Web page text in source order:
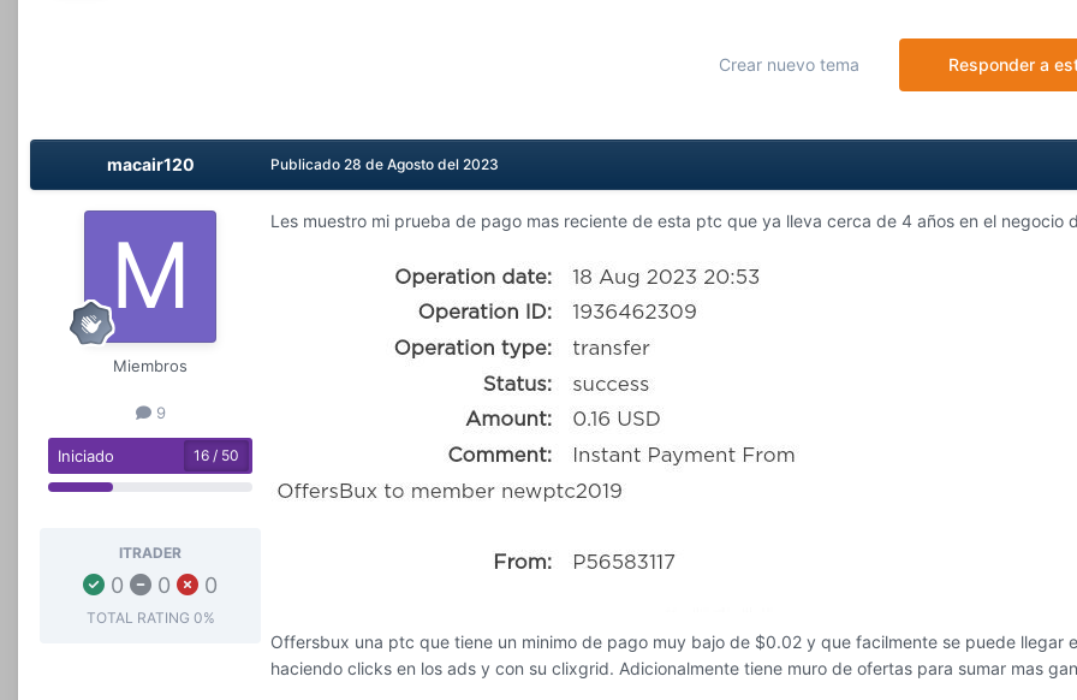
Responder a
Crear nuevo tema
macair120
Miembros
9
Iniciado 16 / 50
ITRADER
0 0 0
TOTAL RATING 0%
Publicado 28 de Agosto del 2023
Les muestro mi prueba de pago mas reciente de esta ptc que ya lleva cerca de 4 años en el negocio
Offersbux una ptc que tiene un minimo de pago muy bajo de $0.02 y que facilmente se puede llegar
haciendo clicks en los ads y con su clixgrid. Adicionalmente tiene muro de ofertas para sumar mas